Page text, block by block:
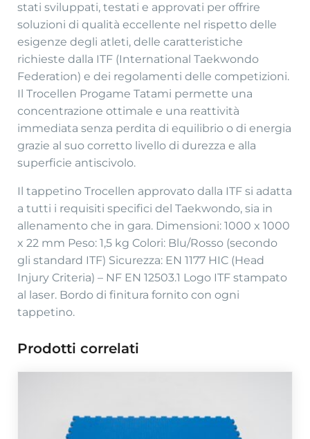
stati sviluppati, testati e approvati per offrire
soluzioni di qualità eccellente nel rispetto delle
esigenze degli atleti, delle caratteristiche
richieste dalla ITF (International Taekwondo
Federation) e dei regolamenti delle competizioni.
Il Trocellen Progame Tatami permette una
concentrazione ottimale e una reattività
immediata senza perdita di equilibrio o di energia
grazie al suo corretto livello di durezza e alla
superficie antiscivolo.
Il tappetino Trocellen approvato dalla ITF si adatta
a tutti i requisiti specifici del Taekwondo, sia in
allenamento che in gara. Dimensioni: 1000 x 1000
x 22 mm Peso: 1,5 kg Colori: Blu/Rosso (secondo
gli standard ITF) Sicurezza: EN 1177 HIC (Head
Injury Criteria) – NF EN 12503.1 Logo ITF stampato
al laser. Bordo di finitura fornito con ogni
tappetino.
Prodotti correlati